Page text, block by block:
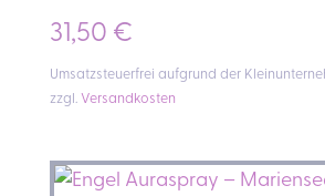
31,50 €
Umsatzsteuerfrei aufgrund der
zzgl. Versandkosten